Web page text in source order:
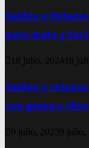
Saldos y
puro mate y
18 julio, 2024 18
Saldos y
con grapa y
9 julio, 20239 julio,